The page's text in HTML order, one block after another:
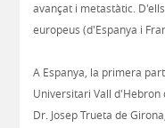
avançat i metastàtic.
europeus (d'Espanya i
A Espanya, la primera
Universitari Vall
Dr. Josep Trueta de